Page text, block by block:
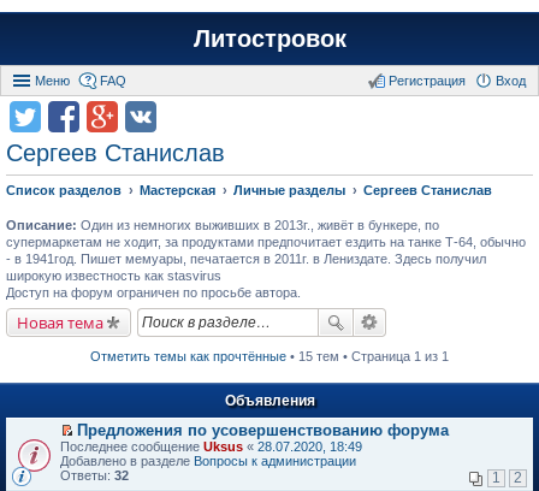
Литостровок
Меню FAQ Вход
Регистрация
Сергеев Станислав
Список разделов Мастерская Личные разделы Сергеев Станислав
Описание: Один из немногих выживших в 2013г., живёт в бункере, по
супермаркетам не ходит, за продуктами предпочитает ездить на танке Т-64, обычно
- в 1941год. Пишет мемуары, печатается в 2011г. в Лениздате. Здесь получил
широкую известность как stasvirus
Доступ на форум ограничен по просьбе автора.
Новая тема
Отметить темы как прочтённые • 15 тем • Страница 1 из 1
Объявления
П
е
р
Предложения по усовершенствованию форума
Последнее сообщение Uksus « 28.07.2020, 18:49
Добавлено в разделе Вопросы к администрации
Ответы: 32 1 2